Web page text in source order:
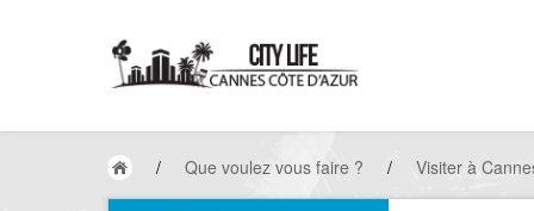
/ Que voulez vous faire ? / Visiter à